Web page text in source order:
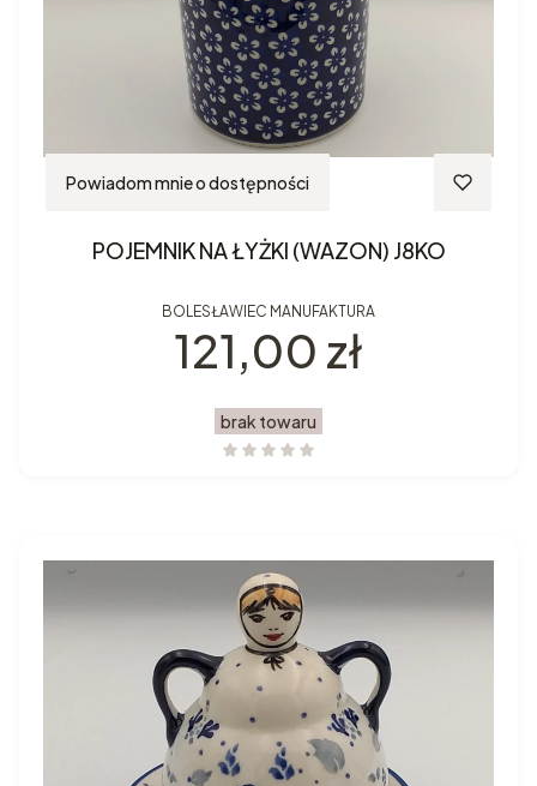
Powiadom mnie o dostępności
POJEMNIK NA ŁYŻKI (WAZON) J8KO
BOLESŁAWIEC MANUFAKTURA
Cena
121,00 zł
brak towaru